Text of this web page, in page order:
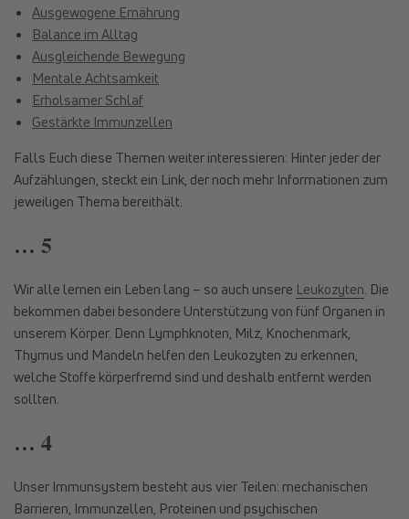
Ausgewogene Ernährung
Balance im Alltag
Ausgleichende Bewegung
Mentale Achtsamkeit
Erholsamer Schlaf
Gestärkte Immunzellen
Falls Euch diese Themen weiter interessieren: Hinter jeder der
Aufzählungen, steckt ein Link, der noch mehr Informationen zum
jeweiligen Thema bereithält.
… 5
Wir alle lernen ein Leben lang – so auch unsere Leukozyten. Die
bekommen dabei besondere Unterstützung von fünf Organen in
unserem Körper. Denn Lymphknoten, Milz, Knochenmark,
Thymus und Mandeln helfen den Leukozyten zu erkennen,
welche Stoffe körperfremd sind und deshalb entfernt werden
sollten.
… 4
Unser Immunsystem besteht aus vier Teilen: mechanischen
Barrieren, Immunzellen, Proteinen und psychischen